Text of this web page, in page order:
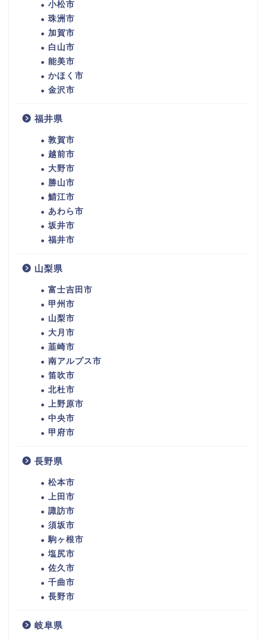
小松市
珠洲市
加賀市
白山市
能美市
かほく市
金沢市
福井県
敦賀市
越前市
大野市
勝山市
鯖江市
あわら市
坂井市
福井市
山梨県
富士吉田市
甲州市
山梨市
大月市
韮崎市
南アルプス市
笛吹市
北杜市
上野原市
中央市
甲府市
長野県
松本市
上田市
諏訪市
須坂市
駒ヶ根市
塩尻市
佐久市
千曲市
長野市
岐阜県